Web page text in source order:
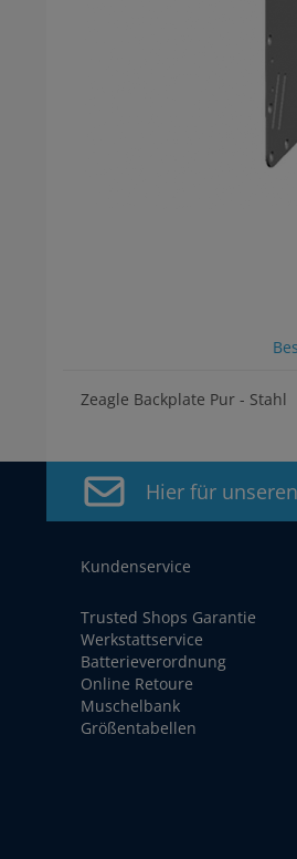
Zeagle Backplate Pur - Stahl
Hier für
Kundenservice
Trusted Shops Garantie
Werkstattservice
Batterieverordnung
Online Retoure
Muschelbank
Größentabellen